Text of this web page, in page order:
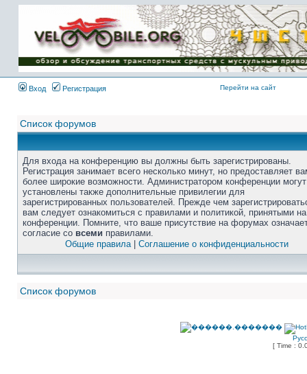
Вход Регистрация Перейти на сайт
Список форумов
Для входа на конференцию вы должны быть зарегистрированы.
Регистрация занимает всего несколько минут, но предоставляет
более широкие возможности. Администратором конференции
установлены также дополнительные привилегии для
зарегистрированных пользователей. Прежде чем
вам следует ознакомиться с правилами и политикой, принятыми на
конференции. Помните, что ваше присутствие на форумах
согласие со всеми правилами.
Общие правила| Соглашение о конфиденциальности
Список форумов
[ Time :